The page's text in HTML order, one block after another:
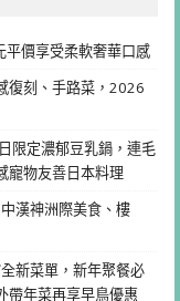
價享受柔軟奢華口感
復刻、手路菜，2026
限定濃郁豆乳鍋，連毛
寵物友善日本料理
漢神洲際美食、樓
新菜單，新年聚餐必
帶年菜再享早鳥優惠